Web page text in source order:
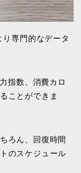
専門的なデータ
指数、消費カロ
ことができま
ろん、回復時間
のスケジュール